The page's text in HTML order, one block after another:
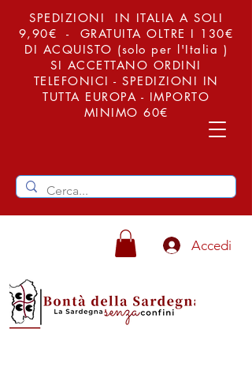
SPEDIZIONI IN ITALIA A SOLI
9,90€ - GRATUITA OLTRE I 130€
DI ACQUISTO (solo per l'Italia )
SI ACCETTANO ORDINI
TELEFONICI - SPEDIZIONI IN
TUTTA EUROPA - IMPORTO
MINIMO 60€
Accedi